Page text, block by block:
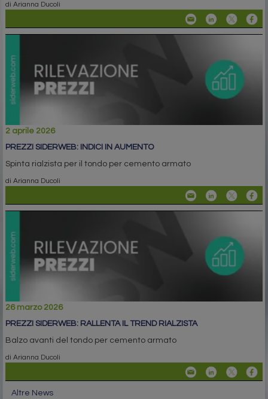
di Arianna Ducoli
2 aprile 2026
PREZZI SIDERWEB: INDICI IN AUMENTO
Spinta rialzista per il tondo per cemento armato
di Arianna Ducoli
26 marzo 2026
PREZZI SIDERWEB: RALLENTA IL TREND RIALZISTA
Balzo avanti del tondo per cemento armato
di Arianna Ducoli
Altre News